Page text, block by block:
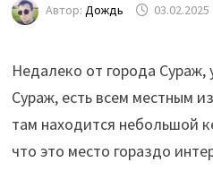
Автор: Дождь 03.02.2025
Недалеко от города
Сураж, есть всем местным
там находится небольшой
что это место гораздо